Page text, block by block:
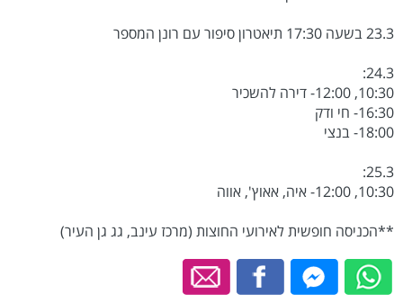
23.3 בשעה 17:30 תיאטרון סיפור עם רונן המספר
24.3:
10:30, 12:00- דירה להשכיר
16:30- חי ודק
18:00- בנצי
25.3:
10:30, 12:00- איה, אאוץ', אווה
**הכניסה חופשית לאירועי החוצות (מרכז עינב, גג גן העיר)